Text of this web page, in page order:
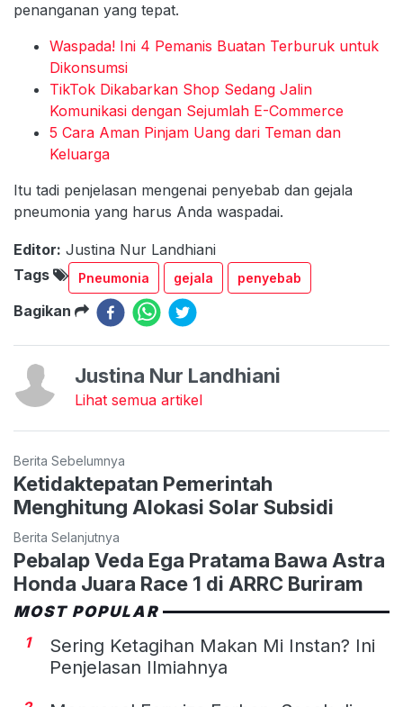
penanganan yang tepat.
Waspada! Ini 4 Pemanis Buatan Terburuk untuk
Dikonsumsi
TikTok Dikabarkan Shop Sedang Jalin
Komunikasi dengan Sejumlah E-Commerce
5 Cara Aman Pinjam Uang dari Teman dan
Keluarga
Itu tadi penjelasan mengenai penyebab dan gejala
pneumonia yang harus Anda waspadai.
Editor: Justina Nur Landhiani
Tags
Pneumonia gejala penyebab
Bagikan
Justina Nur Landhiani
Lihat semua artikel
Berita Sebelumnya
Ketidaktepatan Pemerintah
Menghitung Alokasi Solar Subsidi
Berita Selanjutnya
Pebalap Veda Ega Pratama Bawa Astra
Honda Juara Race 1 di ARRC Buriram
MOST POPULAR
1
Sering Ketagihan Makan Mi Instan? Ini
Penjelasan Ilmiahnya